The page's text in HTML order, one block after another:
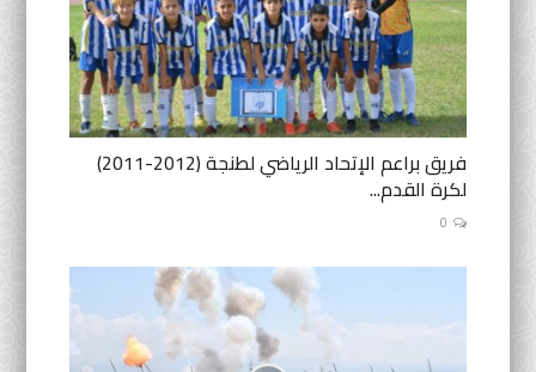
فريق براعم الإتحاد الرياضي لطنجة (2012-2011)
لكرة القدم...
0